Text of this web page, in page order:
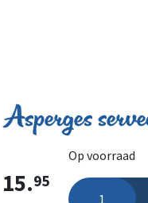
Asperges
15.95
Op voorraad